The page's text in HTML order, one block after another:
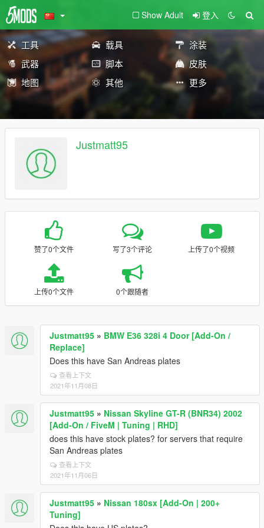
Show Adult 登入
工具 载具
涂装
武器
脚本
皮肤
地图
其他 更多
Justmatt95
赞了0个文件 写了3个评论 上传了0个视频
上传0个文件 0个跟随者
Justmatt95 » BMW E36 328i 4 Door [Add-On /
Replace]
Does this have San Andreas plates
查看上下文
2021年11月08日
Justmatt95 » Nissan Skyline GT-R (BNR34) 2002
[Add-On / FiveM | Tuning | RHD]
does this have stock plates? for servers that require
San Andreas plates
查看上下文
2021年11月06日
Justmatt95 » Nissan 180sx [Add-On | 200+
Tuning]